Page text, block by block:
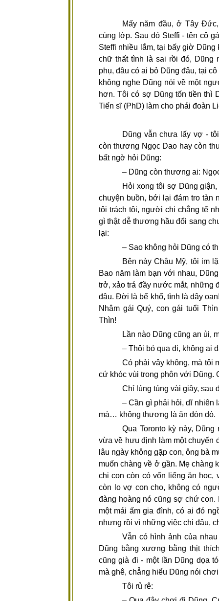
Mấy năm đầu, ở Tây
cùng lớp. Sau đó Steffi - tên cô
Steffi nhiều lắm, tại bấy giờ Dũng
chữ thất tình là sai rồi đó, Dũng
phụ, đâu có ai bỏ Dũng đâu, tại
không nghe Dũng nói về một
hơn. Tôi có sợ Dũng tốn tiền thì
Tiến sĩ (PhD) làm cho phái đoàn
Dũng vẫn chưa lấy vợ -
còn thương Ngọc Dao hay còn
bất ngờ hỏi Dũng:
– Dũng còn thương ai:
Hỏi xong tôi sợ Dũng
chuyện buồn, bới lại đám tro tàn
tôi trách tôi, người chi chẳng tế
gì thật dễ thương hầu đổi sang
lại:
– Sao không hỏi Dũng có
Bên này Châu Mỹ, tôi im
Bao năm làm bạn với nhau,
trở, xảo trá đầy nước mắt, những
đâu. Đời là bể khổ, tình là dây
Nhâm gái Quý, con gái tuổi
Thìn!
Lần nào Dũng cũng an ủi,
– Thôi bỏ qua đi, không ai
Có phải vậy không, mà tôi
cứ khóc vùi trong phôn với Dũng.
Chỉ lúng túng vài giây, sau
–Cần gì phải hỏi, dĩ nhiên
mà… không thương là ăn đòn đó.
Qua Toronto kỳ này,
vừa về hưu định làm một chuyến
lâu ngày không gặp con, ông bà
muốn chàng về ở gần. Mẹ chàng
chi con còn có vốn liếng ăn học,
còn lo vợ con cho, không có
đàng hoàng nó cũng sợ chứ
một mái ấm gia đình, có ai đó
nhưng rồi vì những việc chi đâu,
Vẫn có hình ảnh của
Dũng bằng xương bằng thịt
cũng già đi - một lần Dũng dọa
mà ghê, chẳng hiểu Dũng nói
Tôi rủ rê: